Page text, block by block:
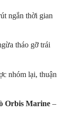
ngắn thời gian
tháo gỡ trái
nhóm lại, thuận
Orbis Marine–